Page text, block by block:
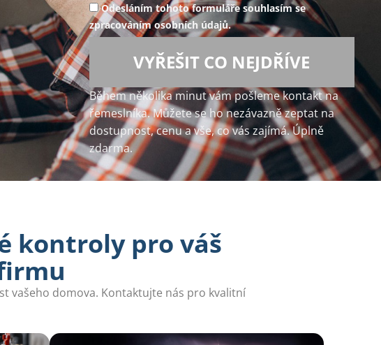
Odesláním tohoto formuláře souhlasím se
zpracováním osobních údajů.
VYŘEŠIT CO NEJDŘÍVE
Během několika minut vám pošleme kontakt na
řemeslníka. Můžete se ho nezávazně zeptat na
dostupnost, cenu a vše, co vás zajímá. Úplně
zdarma.
kontroly pro váš
vašeho domova. Kontaktujte nás pro kvalitní